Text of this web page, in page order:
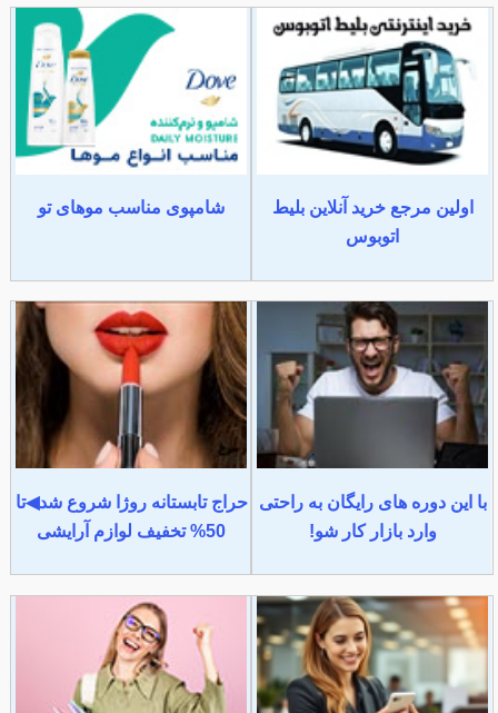
اولین مرجع خرید آنلاین بلیط
اتوبوس
شامپوی مناسب موهای تو
با این دوره های رایگان به راحتی
وارد بازار کار شو!
حراج تابستانه روژا شروع شد◀تا
50% تخفیف لوازم آرایشی